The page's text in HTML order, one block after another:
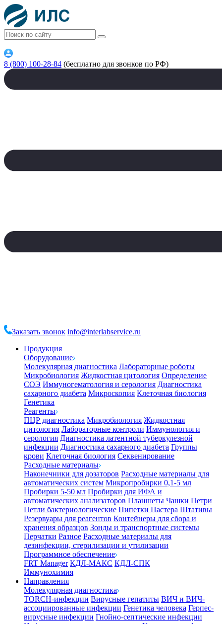
8 (800) 100-28-84 (бесплатно для звонков по РФ)
Заказать звонок info@interlabservice.ru
Продукция
Оборудование
Молекулярная диагностика Лабораторные роботы
Микробиология Жидкостная цитология Определение
СОЭ Иммуногематология и серология Диагностика
сахарного диабета Микроскопия Клеточная биология
Генетика
Реагенты
ПЦР диагностика Микробиология Жидкостная
цитология Лабораторные контроли Иммунология и
серология Диагностика латентной туберкулезной
инфекции Диагностика сахарного диабета Группы
крови Клеточная биология Секвенирование
Расходные материалы
Наконечники для дозаторов Расходные материалы для
автоматических систем Микропробирки 0,1-5 мл
Пробирки 5-50 мл Пробирки для ИФА и
автоматических анализаторов Планшеты Чашки Петри
Петли бактериологические Пипетки Пастера Штативы
Резервуары для реагентов Контейнеры для сбора и
хранения образцов Зонды и транспортные системы
Перчатки Разное Расходные материалы для
дезинфекции, стерилизации и утилизации
Программное обеспечение
FRT Manager КДЛ-МАКС КДЛ-СПК
Иммунохимия
Направления
Молекулярная диагностика
TORCH-инфекции Вирусные гепатиты ВИЧ и ВИЧ-
ассоциированные инфекции Генетика человека Герпес-
вирусные инфекции Гнойно-септические инфекции